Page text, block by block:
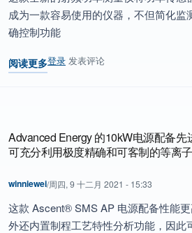
成为一款容易使用的仪器，不但简化
确控制功能
阅读更多
关于 Advanced Energy 全新推出的功率
登录 发表评论
Advanced Energy 的10kW电源配备
可充分利用极度精确和可客制的等离
winniewei/周四, 9 十二月 2021 - 15:33
这款 Ascent® SMS AP 电源配备性能
外还内置制程工艺特性分析功能，因此